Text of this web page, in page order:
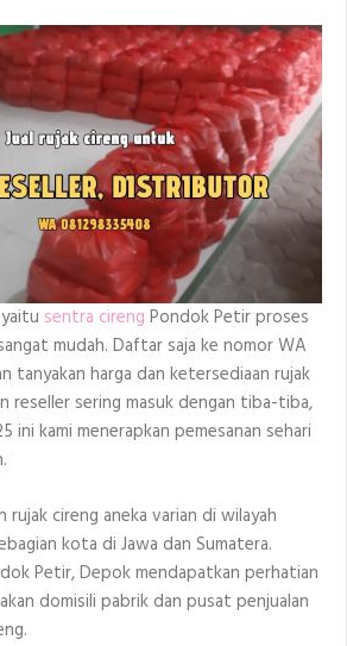
sentra cireng Pondok Petir proses
mudah. Daftar saja ke nomor WA
tanyakan harga dan ketersediaan rujak
reseller sering masuk dengan tiba-tiba,
ini kami menerapkan pemesanan sehari
rujak cireng aneka varian di wilayah
kota di Jawa dan Sumatera.
Petir, Depok mendapatkan perhatian
domisili pabrik dan pusat penjualan